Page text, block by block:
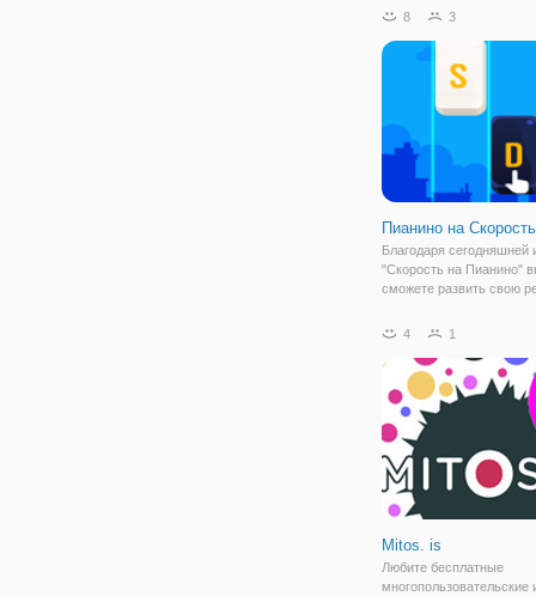
чтобы
Каждый уровень в игре
8 3
Пианино на Скорость
Благодаря сегодняшней
"Скорость на Пианино"
сможете развить свою
набрать максимальное
черные плитки.
делать это как можно
4 1
Mitos. is
Любите бесплатные
многопользовательские